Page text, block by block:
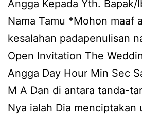
Angga Kepada Yth. Bapak/
Nama Tamu *Mohon maaf
kesalahan padapenulisan
Open Invitation The
Angga Day Hour Min Sec
M A Dan di antara tanda-
Nya ialah Dia